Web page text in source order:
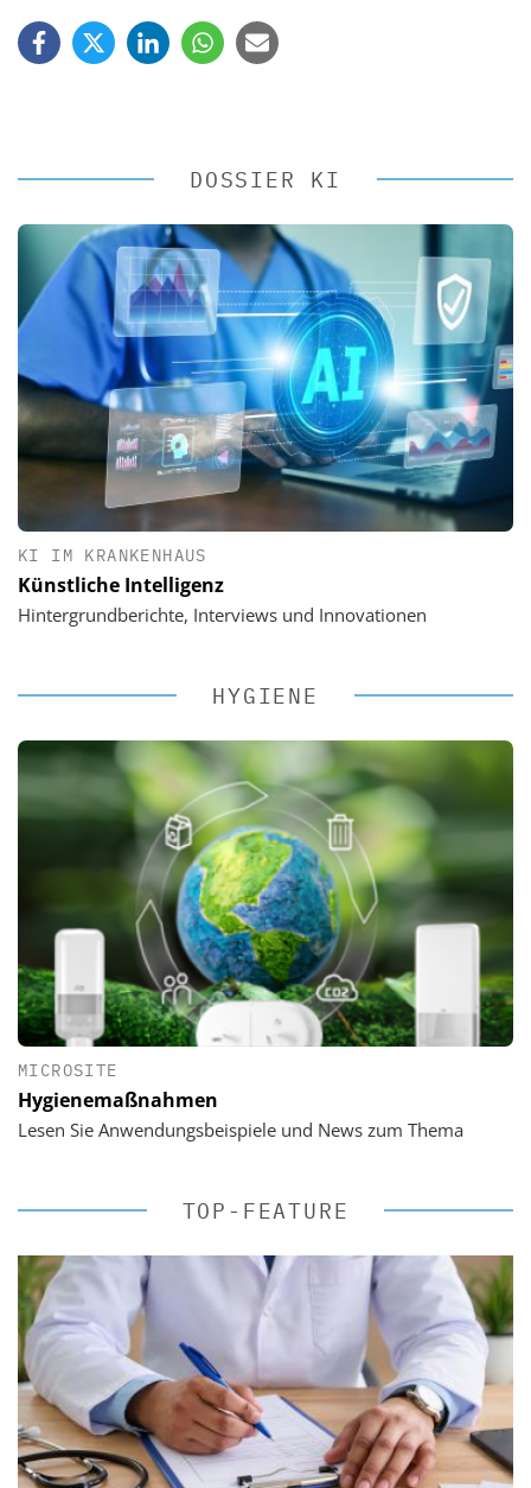
DOSSIER KI
KI IM KRANKENHAUS
Künstliche Intelligenz
Hintergrundberichte, Interviews und Innovationen
HYGIENE
MICROSITE
Hygienemaßnahmen
Lesen Sie Anwendungsbeispiele und News zum Thema
TOP-FEATURE